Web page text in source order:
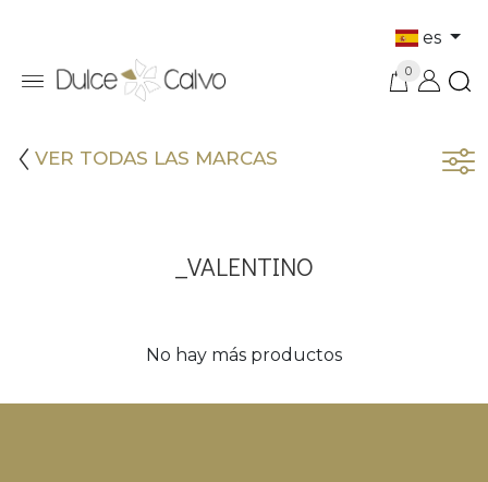
es
0
VER TODAS LAS MARCAS
_VALENTINO
No hay más productos